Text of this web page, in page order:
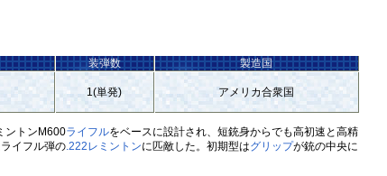
装弾数 製造国
1(単発) アメリカ合衆国
ントンM600ライフルをベースに設計され、短銃身からでも高初速と高精
イフル弾の.222レミントンに匹敵した。初期型はグリップが銃の中央に